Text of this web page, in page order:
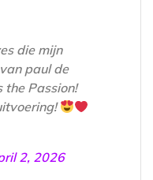
die mijn
paul de
Passion!
2, 2026